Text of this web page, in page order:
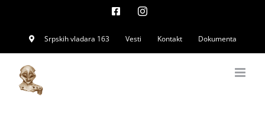
content
FacebookInstagram
Srpskih vladara 163 Vesti Kontakt Dokumenta